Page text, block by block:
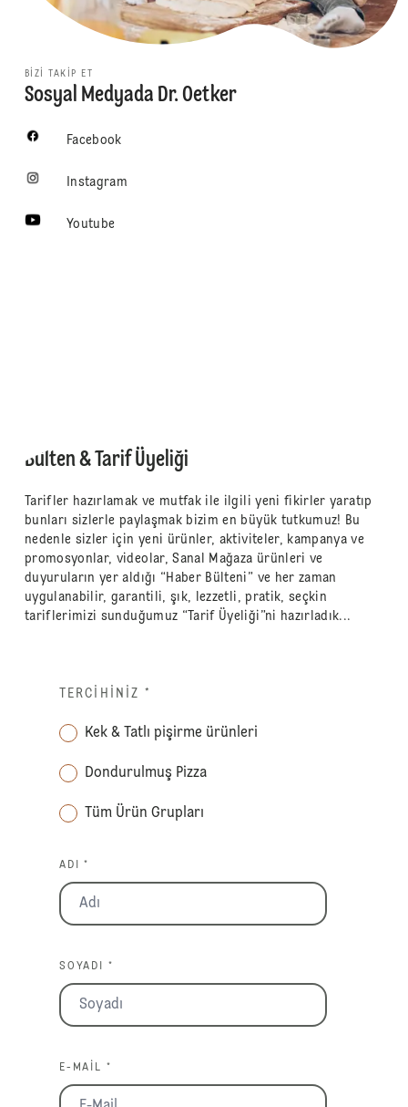
BIZI TAKIP ET
Sosyal Medyada Dr. Oetker
Facebook
Instagram
Youtube
Bülten & Tarif Üyeliği
Tarifler hazırlamak ve mutfak ile ilgili yeni fikirler yaratıp
bunları sizlerle paylaşmak bizim en büyük tutkumuz! Bu
nedenle sizler için yeni ürünler, aktiviteler, kampanya ve
promosyonlar, videolar, Sanal Mağaza ürünleri ve
duyuruların yer aldığı “Haber Bülteni” ve her zaman
uygulanabilir, garantili, şık, lezzetli, pratik, seçkin
tariflerimizi sunduğumuz “Tarif Üyeliği”ni hazırladık...
TERCIHINIZ *
Kek & Tatlı pişirme ürünleri
Dondurulmuş Pizza
Tüm Ürün Grupları
ADI *
SOYADI *
E-MAIL *